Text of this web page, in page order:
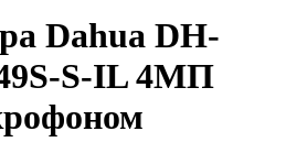
Dahua DH-
S-IL 4МП